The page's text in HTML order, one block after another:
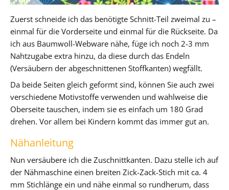
Zuerst schneide ich das benötigte Schnitt-Teil zweimal zu –
einmal für die Vorderseite und einmal für die Rückseite. Da
ich aus Baumwoll-Webware nähe, füge ich noch 2-3 mm
Nahtzugabe extra hinzu, da diese durch das Endeln
(Versäubern der abgeschnittenen Stoffkanten) wegfällt.
Da beide Seiten gleich geformt sind, können Sie auch zwei
verschiedene Motivstoffe verwenden und wahlweise die
Oberseite tauschen, indem sie es einfach um 180 Grad
drehen. Vor allem bei Kindern kommt das immer gut an.
Nähanleitung
Nun versäubere ich die Zuschnittkanten. Dazu stelle ich auf
der Nähmaschine einen breiten Zick-Zack-Stich mit ca. 4
mm Stichlänge ein und nähe einmal so rundherum, dass